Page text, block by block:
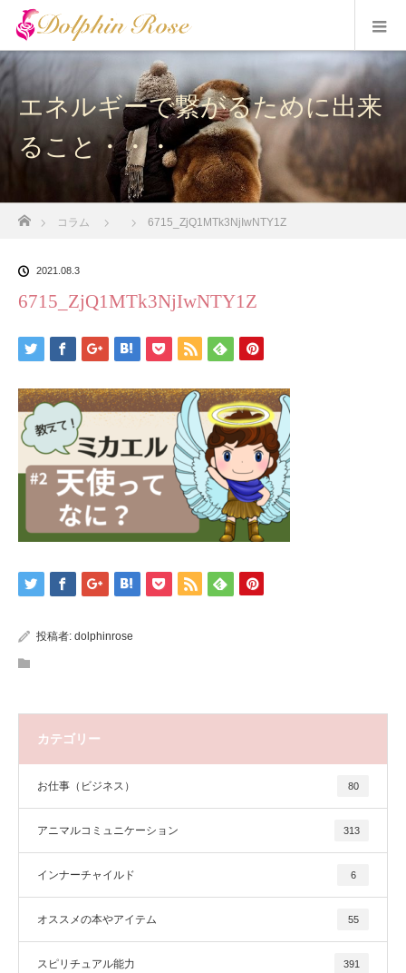
エネルギーで繋がるために出来
ること・・・
コラム 6715_ZjQ1MTk3NjIwNTY1Z
2021.08.3
6715_ZjQ1MTk3NjIwNTY1Z
投稿者: dolphinrose
カテゴリー
お仕事（ビジネス） 80
アニマルコミュニケーション 313
インナーチャイルド 6
オススメの本やアイテム 55
スピリチュアル能力 391